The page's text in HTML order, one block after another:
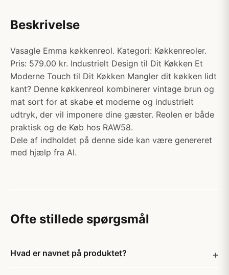
Beskrivelse
Vasagle Emma køkkenreol. Kategori: Køkkenreoler.
Pris: 579.00 kr. Industrielt Design til Dit Køkken Et
Moderne Touch til Dit Køkken Mangler dit køkken lidt
kant? Denne køkkenreol kombinerer vintage brun og
mat sort for at skabe et moderne og industrielt
udtryk, der vil imponere dine gæster. Reolen er både
praktisk og de Køb hos RAW58.
Dele af indholdet på denne side kan være genereret
med hjælp fra AI.
Ofte stillede spørgsmål
Hvad er navnet på produktet?